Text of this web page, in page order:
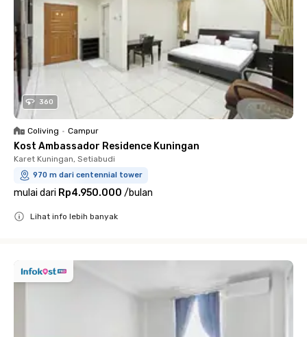
360
Coliving • Campur
Kost Ambassador Residence Kuningan
Karet Kuningan, Setiabudi
970 m dari centennial tower
mulai dari Rp4.950.000 /bulan
Lihat info lebih banyak